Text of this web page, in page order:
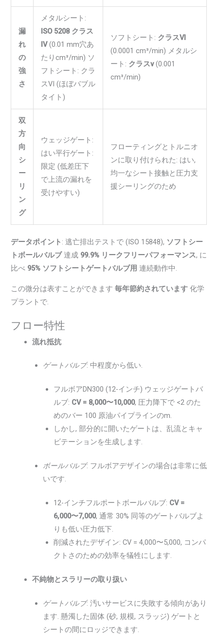
漏
れ
の
強
さ
メタルシート:
ISO 5208 クラス
IV(0.01 mm穴あ
たりcm³/min) ソ
フトシート: クラ
スVI (ほぼバブル
タイト)
ソフトシート: クラスVI
(0.0001 cm³/min) メタルシ
ート: クラスv(0.001
cm³/min)
双
方
向
シ
ー
リ
ン
グ
ウェッジゲート:
はい平行ゲート:
限定 (低差圧下
で上流の漏れを
受けやすい)
フローティングとトルニオ
ンに取り付けられた: はい,
均一なシート接触と圧力支
援シーリングのため
データポイント : 逃亡排出テストで (ISO 15848), ソフトシー
トボールバルブ 達成 99.9% リークフリーパフォーマンス, に
比べ 95% ソフトシートゲートバルブ用 連続動作中.
この微分は表すことができます毎年節約されています 化学
プラントで.
フロー特性
流れ抵抗
ゲートバルブ: 中程度から低い.
フルボアDN300 (12-インチ) ウェッジゲートバ
ルブ: CV = 8,000〜10,000, 圧力降下で <2 のた
めのバー 100 原油パイプラインのm.
しかし, 部分的に開いたゲートは、乱流とキャ
ビテーションを生成します.
ボールバルブ: フルボアデザインの場合は非常に低
いです.
12-インチフルポートボールバルブ: CV =
6,000〜7,000, 通常 30% 同等のゲートバルブよ
りも低い圧力低下.
削減されたデザイン: CV = 4,000〜5,000, コンパ
クトさのための効率を犠牲にします.
不純物とスラリーの取り扱い
ゲートバルブ: 汚いサービスに失敗する傾向があり
ます. 懸濁した固体 (砂, 規模, スラッジ) ゲートと
シートの間にロッジできます.